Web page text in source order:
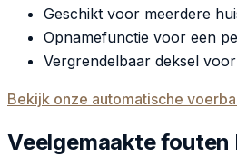
Geschikt voor meerdere
Opnamefunctie voor een
Vergrendelbaar deksel
Bekijk onze automatische
Veelgemaakte